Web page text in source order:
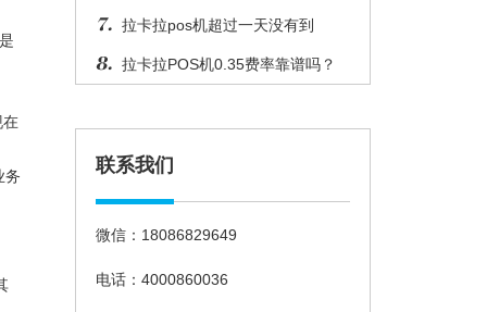
在
务
拉卡拉pos机超过一天没有到
拉卡拉POS机0.35费率靠谱吗？
联系我们
微信：18086829649
电话：4000860036